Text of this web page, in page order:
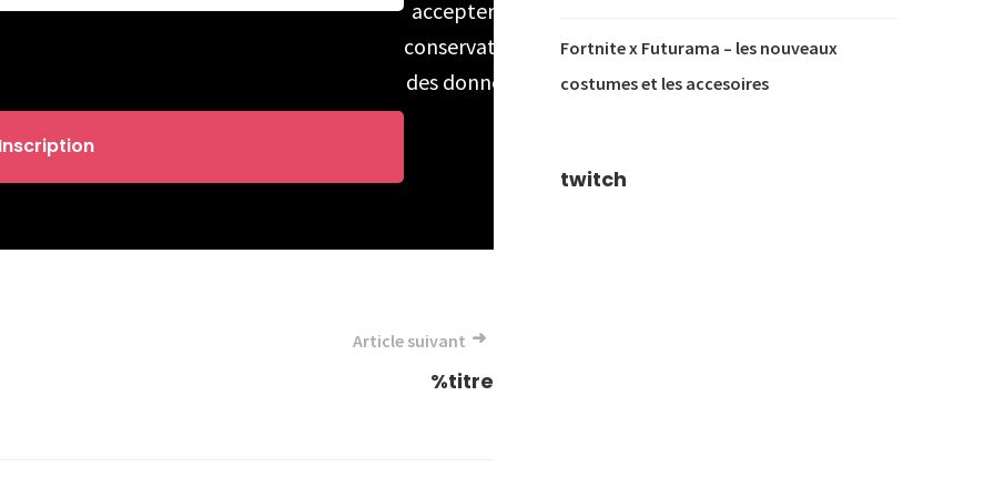
accepter la
conservation
des données
Article suivant
%titre
Fortnite x Futurama – les nouveaux
costumes et les accesoires
twitch